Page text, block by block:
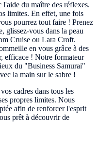
du maître des réflexes.
limites. En effet, une fois
pourrez tout faire ! Prenez
glissez-vous dans la peau
Cruise ou Lara Croft.
en vous grâce à des
efficace ! Notre formateur
du "Business Samurai"
la main sur le sabre !
cadres dans tous les
propres limites. Nous
afin de renforcer l'esprit
prêt à découvrir de